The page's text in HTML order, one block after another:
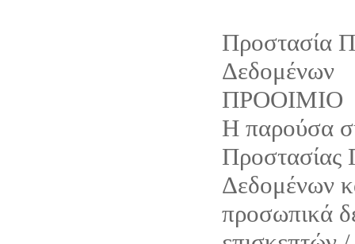
Προστασία
Δεδομένων
ΠΡΟΟΙΜΙΟ
Η παρούσα
Προστασίας
Δεδομένων
προσωπικά